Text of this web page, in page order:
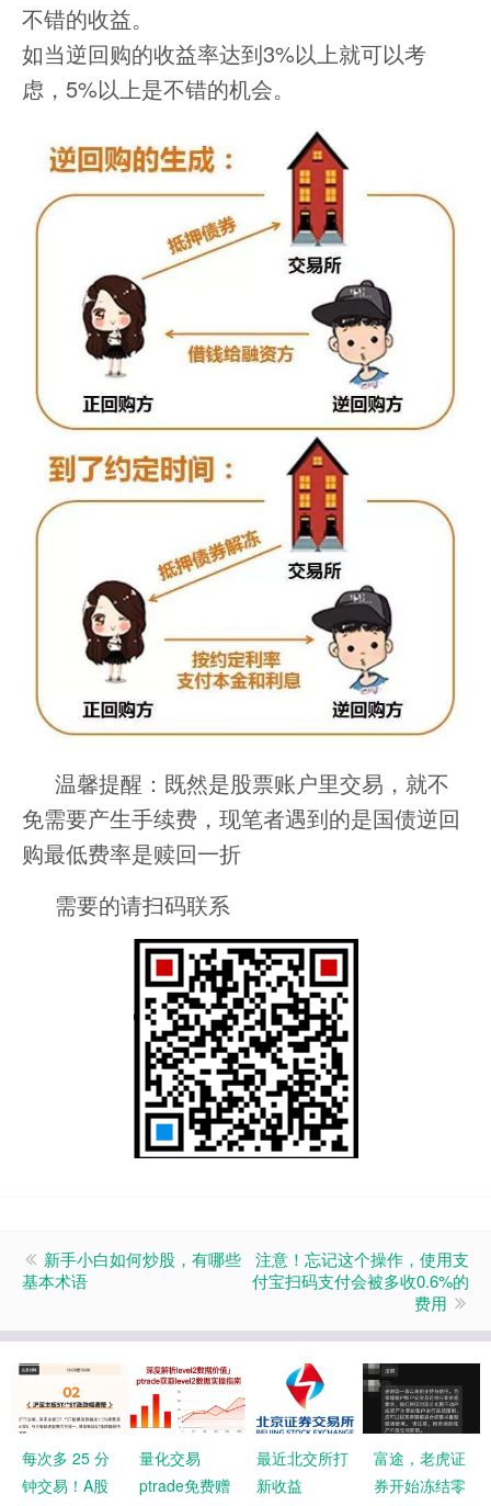
不错的收益。
如当逆回购的收益率达到3%以上就可以考
虑，5%以上是不错的机会。
温馨提醒：既然是股票账户里交易，就不
免需要产生手续费，现笔者遇到的是国债逆回
购最低费率是赎回一折
需要的请扫码联系
新手小白如何炒股，有哪些
基本术语
注意！忘记这个操作，使用支
付宝扫码支付会被多收0.6%的
费用
每次多 25 分
钟交易！A股
量化交易
ptrade免费赠
最近北交所打
新收益
富途，老虎证
券开始冻结零